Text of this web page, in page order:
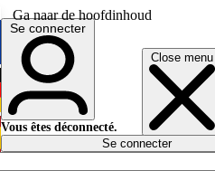
Ga naar de hoofdinhoud
Close menu
English
Deutsch
Español
Se connecter
Vous êtes déconnecté.
Se connecter